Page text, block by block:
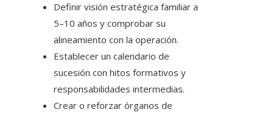
Definir visión estratégica familiar a
5–10 años y comprobar su
alineamiento con la operación.
Establecer un calendario de
sucesión con hitos formativos y
responsabilidades intermedias.
Crear o reforzar órganos de